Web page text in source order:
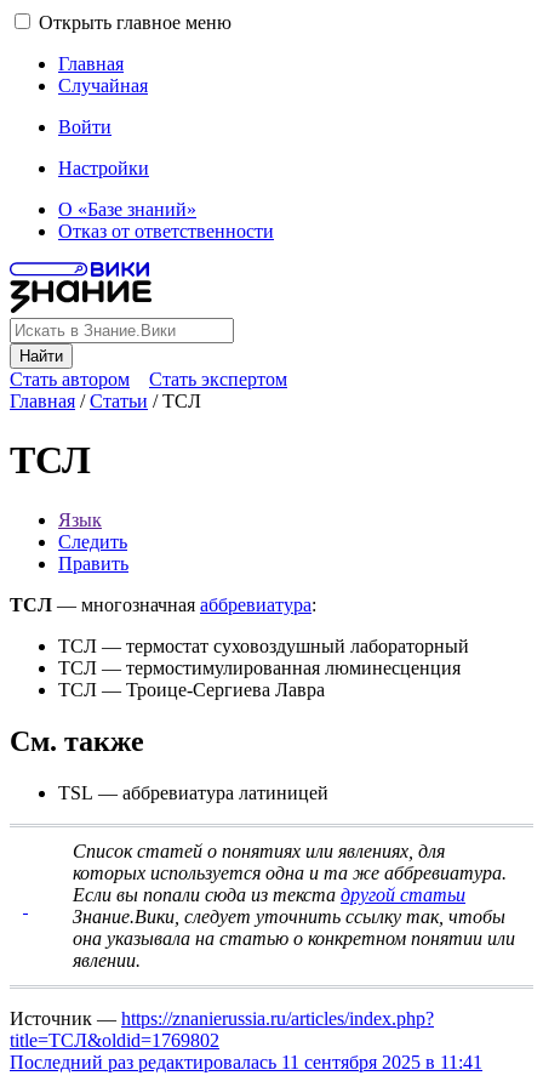
Открыть главное меню
Главная
Случайная
Войти
Настройки
О «Базе знаний»
Отказ от ответственности
Найти
Стать автором
Стать экспертом
Главная /Статьи /ТСЛ
ТСЛ
Язык
Следить
Править
ТСЛ — многозначная аббревиатура:
ТСЛ — термостат суховоздушный лабораторный
ТСЛ — термостимулированная люминесценция
ТСЛ — Троице-Сергиева Лавра
См. также
TSL — аббревиатура латиницей
Список статей о понятиях или явлениях, для
которых используется одна и та же аббревиатура.
Если вы попали сюда из текста другой статьи
Знание.Вики, следует уточнить ссылку так, чтобы
она указывала на статью о конкретном понятии или
явлении.
Источник — https://znanierussia.ru/articles/index.php?
title=ТСЛ&oldid=1769802
Последний раз редактировалась 11 сентября 2025 в 11:41